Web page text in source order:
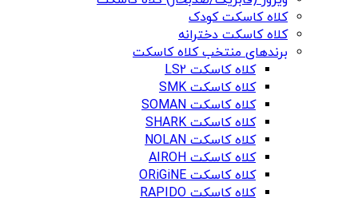
کلاه کاسکت کودک
کلاه کاسکت دخترانه
برندهای منتخب کلاه کاسکت
کلاه کاسکت LS2
کلاه کاسکت SMK
کلاه کاسکت SOMAN
کلاه کاسکت SHARK
کلاه کاسکت NOLAN
کلاه کاسکت AIROH
کلاه کاسکت ORiGiNE
کلاه کاسکت RAPIDO